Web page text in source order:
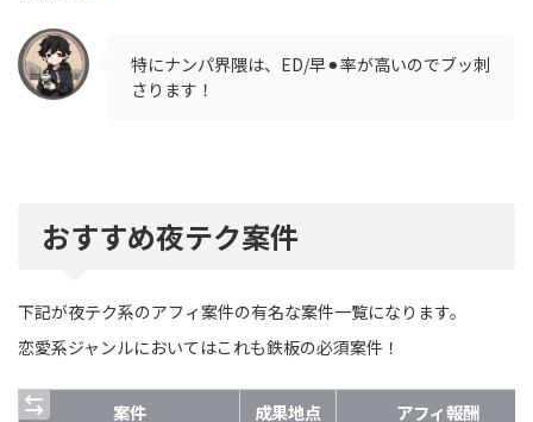
特にナンパ界隈は、ED/早⚫︎率が高いのでブッ刺
さります！
おすすめ夜テク案件
下記が夜テク系のアフィ案件の有名な案件一覧になります。
恋愛系ジャンルにおいてはこれも鉄板の必須案件！
案件 成果地点 アフィ報酬